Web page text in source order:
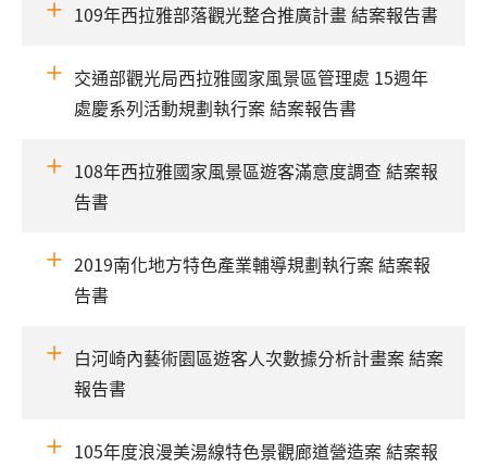
109年西拉雅部落觀光整合推廣計畫 結案報告書
交通部觀光局西拉雅國家風景區管理處 15週年
處慶系列活動規劃執行案 結案報告書
108年西拉雅國家風景區遊客滿意度調查 結案報
告書
2019南化地方特色產業輔導規劃執行案 結案報
告書
白河崎內藝術園區遊客人次數據分析計畫案 結案
報告書
105年度浪漫美湯線特色景觀廊道營造案 結案報